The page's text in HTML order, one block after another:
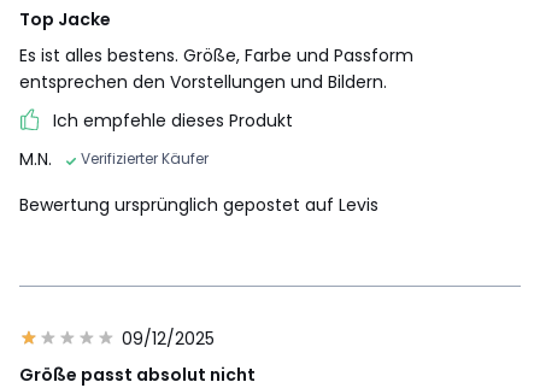
Top Jacke
Es ist alles bestens. Größe, Farbe und Passform
entsprechen den Vorstellungen und Bildern.
Ich empfehle dieses Produkt
M.N.
Verifizierter Käufer
Bewertung ursprünglich gepostet auf Levis
09/12/2025
Größe passt absolut nicht